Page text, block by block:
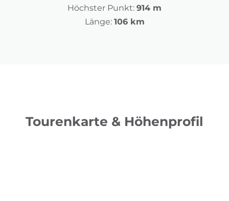
Höchster Punkt: 914 m
Länge: 106 km
Tourenkarte & Höhenprofil